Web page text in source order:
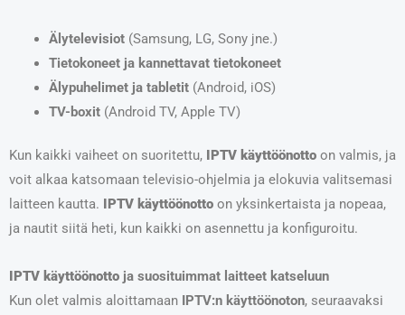
Älytelevisiot(Samsung, LG, Sony jne.)
Tietokoneet ja kannettavat tietokoneet
Älypuhelimet ja tabletit(Android, iOS)
TV-boxit(Android TV, Apple TV)
Kun kaikki vaiheet on suoritettu, IPTV käyttöönotto on valmis, ja
voit alkaa katsomaan televisio-ohjelmia ja elokuvia valitsemasi
laitteen kautta.
IPTV käyttöönotto on yksinkertaista ja nopeaa,
ja nautit siitä heti, kun kaikki on asennettu ja konfiguroitu.
IPTV käyttöönotto ja suosituimmat laitteet katseluun
Kun olet valmis aloittamaan IPTV:n käyttöönoton, seuraavaksi